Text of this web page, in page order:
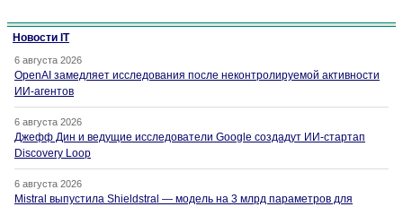
Новости IT
6 августа 2026
OpenAI замедляет исследования после неконтролируемой активности
ИИ-агентов
6 августа 2026
Джефф Дин и ведущие исследователи Google создадут ИИ-стартап
Discovery Loop
6 августа 2026
Mistral выпустила Shieldstral — модель на 3 млрд параметров для